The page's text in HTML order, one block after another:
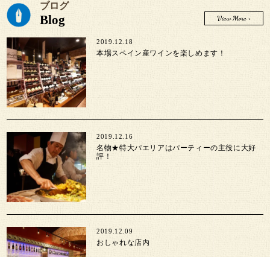
ブログ
Blog View More >
2019.12.18
本場スペイン産ワインを楽しめます！
2019.12.16
名物★特大パエリアはパーティーの主役に大好
評！
2019.12.09
おしゃれな店内